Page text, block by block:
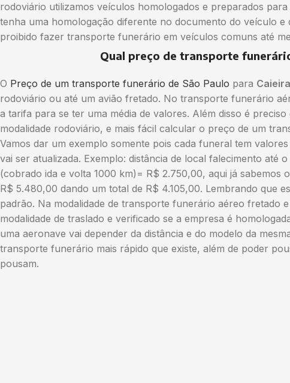
rodoviário utilizamos veículos homologados e preparados
tenha uma homologação diferente no documento do veículo e
proibido fazer transporte funerário em veículos comuns até
Qual preço de transporte
O Preço de um transporte funerário de São Paulo para
rodoviário ou até um avião fretado. No transporte funerário
a tarifa para se ter uma média de valores. Além disso é
modalidade rodoviário, e mais fácil calcular o preço de um
Vamos dar um exemplo somente pois cada funeral tem
vai ser atualizada. Exemplo: distância de local falecimento até
(cobrado ida e volta 1000 km)= R$ 2.750,00, aqui já
R$ 5.480,00 dando um total de R$ 4.105,00. Lembrando que
padrão. Na modalidade de transporte funerário aéreo fretado
modalidade de traslado e verificado se a empresa é
uma aeronave vai depender da distância e do modelo da
transporte funerário mais rápido que existe, além de poder
pousam.